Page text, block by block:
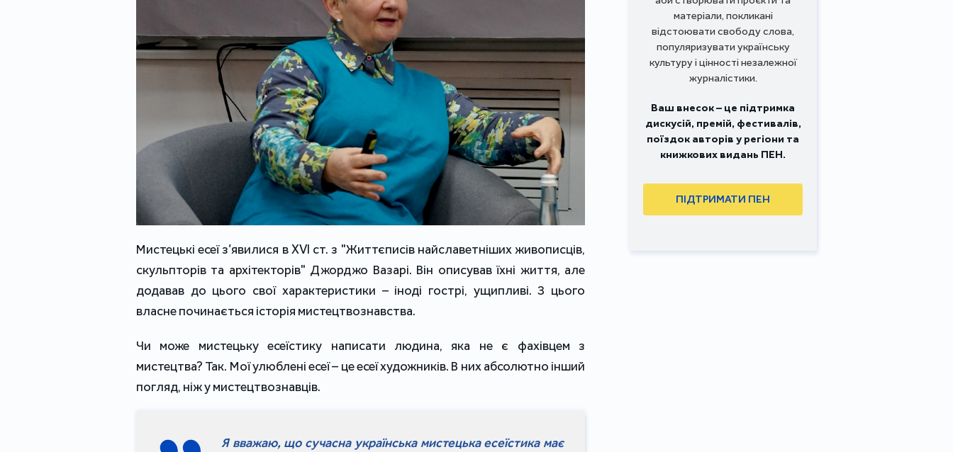
Мистецькі есеї з’явилися в XVI ст. з "Життєписів найславетніших живописців,
скульпторів та архітекторів" Джорджо Вазарі. Він описував їхні життя, але
додавав до цього свої характеристики – іноді гострі, ущипливі. З цього
власне починається історія мистецтвознавства.
Чи може мистецьку есеїстику написати людина, яка не є фахівцем з
мистецтва? Так. Мої улюблені есеї – це есеї художників. В них абсолютно інший
погляд, ніж у мистецтвознавців.
Я вважаю, що сучасна українська мистецька есеїстика має
матеріали, покликані
відстоювати свободу слова,
популяризувати українську
культуру і цінності незалежної
журналістики.
Ваш внесок – це підтримка
дискусій, премій, фестивалів,
поїздок авторів у регіони та
книжкових видань ПЕН.
ПІДТРИМАТИ ПЕН